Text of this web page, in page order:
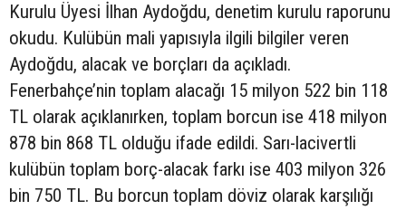
Kurulu Üyesi İlhan Aydoğdu, denetim kurulu raporunu
okudu. Kulübün mali yapısıyla ilgili bilgiler veren
Aydoğdu, alacak ve borçları da açıkladı.
Fenerbahçe’nin toplam alacağı 15 milyon 522 bin 118
TL olarak açıklanırken, toplam borcun ise 418 milyon
878 bin 868 TL olduğu ifade edildi. Sarı-lacivertli
kulübün toplam borç-alacak farkı ise 403 milyon 326
bin 750 TL. Bu borcun toplam döviz olarak karşılığı